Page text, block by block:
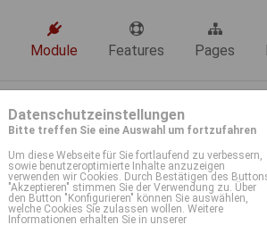
Module Features Pages
Datenschutzeinstellungen
Bitte treffen Sie eine Auswahl um fortzufahren
Um diese Webseite für Sie fortlaufend zu verbessern,
sowie benutzeroptimierte Inhalte anzuzeigen
verwenden wir Cookies. Durch Bestätigen des
"Akzeptieren" stimmen Sie der Verwendung zu. Über
den Button "Konfigurieren" können Sie auswählen,
welche Cookies Sie zulassen wollen. Weitere
Informationen erhalten Sie in unserer